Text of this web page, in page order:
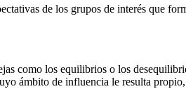
de los grupos de interés que
como los equilibrios o los
ámbito de influencia le resulta